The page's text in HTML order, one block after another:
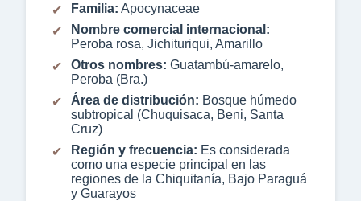
Familia: Apocynaceae
Nombre comercial internacional:
Peroba rosa, Jichituriqui, Amarillo
Otros nombres: Guatambú-amarelo,
Peroba (Bra.)
Área de distribución: Bosque húmedo
subtropical (Chuquisaca, Beni, Santa
Cruz)
Región y frecuencia: Es considerada
como una especie principal en las
regiones de la Chiquitanía, Bajo Paraguá
y Guarayos